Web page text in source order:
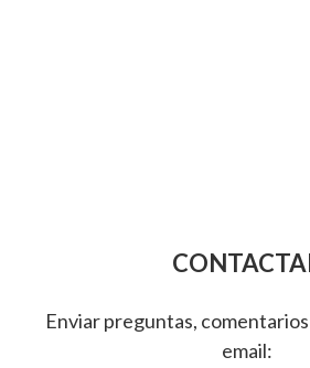
Enviar preguntas,
email: